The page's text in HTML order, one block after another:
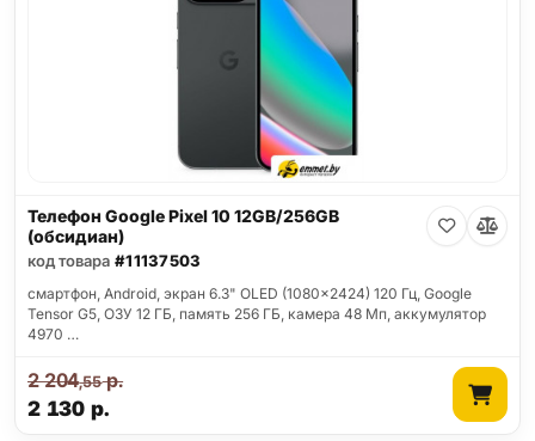
Телефон Google Pixel 10 12GB/256GB
(обсидиан)
код товара #11137503
смартфон, Android, экран 6.3" OLED (1080x2424) 120 Гц, Google
Tensor G5, ОЗУ 12 ГБ, память 256 ГБ, камера 48 Мп, аккумулятор
4970 …
2 130 р.
2 204,55р.